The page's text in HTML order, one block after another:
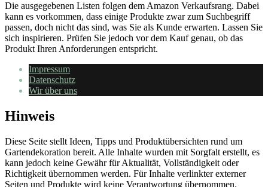
Die ausgegebenen Listen folgen dem Amazon Verkaufsrang. Dabei
kann es vorkommen, dass einige Produkte zwar zum Suchbegriff
passen, doch nicht das sind, was Sie als Kunde erwarten. Lassen Sie
sich inspirieren. Prüfen Sie jedoch vor dem Kauf genau, ob das
Produkt Ihren Anforderungen entspricht.
Impressum
Datenschutz
Wir über uns
Hinweis
Diese Seite stellt Ideen, Tipps und Produktübersichten rund um
Gartendekoration bereit. Alle Inhalte wurden mit Sorgfalt erstellt, es
kann jedoch keine Gewähr für Aktualität, Vollständigkeit oder
Richtigkeit übernommen werden. Für Inhalte verlinkter externer
Seiten und Produkte wird keine Verantwortung übernommen.